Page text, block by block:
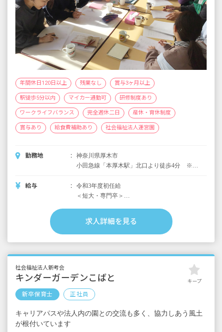
年間休日120日以上 残業なし 賞与3ヶ月以上
駅徒歩5分以内 マイカー通勤可 研修制度あり
ワークライフバランス 完全週休二日 産休・育休制度
賞与あり 給食費補助あり 社会福祉法人運営園
勤務地
神奈川県厚木市
小田急線「本厚木駅」北口より徒歩4分 ※近
局、本屋、カフェ、ファッション、雑貨何で
も揃っています。園の近くにはお散歩ができ
給与
令和3年度初任給
＜短大・専門卒＞
含：処遇改善手当・皆勤手当・固定残業代
※固定残業代は6,000円／3.5時間分。超過分別
途支給
＜大卒＞
含：処遇改善手当・皆勤手当・固定残業代
※固定残業代は6,000円／3.5時間分。超過分別
途支給
賞与：年2回 3ヶ月分（前年度実績）
求人詳細を見る
社会福祉法人新考会
キンダーガーデンこばと
新卒保育士 正社員
キープ
キャリアパスや法人内の園との交流も多く、協力しあう風土
が根付いています